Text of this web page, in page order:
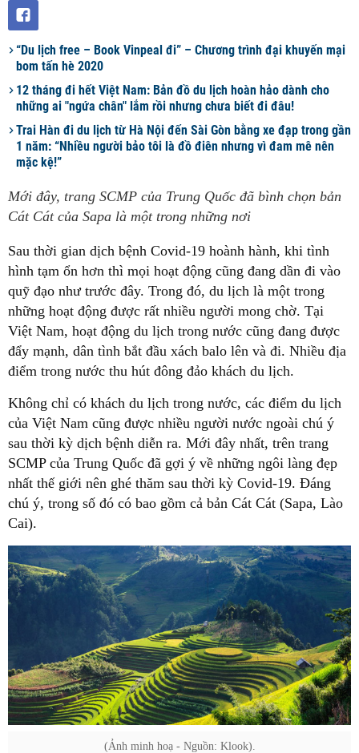
“Du lịch free – Book Vinpeal đi” – Chương trình đại khuyến mại
bom tấn hè 2020
12 tháng đi hết Việt Nam: Bản đồ du lịch hoàn hảo dành cho
những ai "ngứa chân" lắm rồi nhưng chưa biết đi đâu!
Trai Hàn đi du lịch từ Hà Nội đến Sài Gòn bằng xe đạp trong gần
1 năm: “Nhiều người bảo tôi là đồ điên nhưng vì đam mê nên
mặc kệ!”
Mới đây, trang SCMP của Trung Quốc đã bình chọn bản
Cát Cát của Sapa là một trong những nơi
Sau thời gian dịch bệnh Covid-19 hoành hành, khi tình
hình tạm ổn hơn thì mọi hoạt động cũng đang dần đi vào
quỹ đạo như trước đây. Trong đó, du lịch là một trong
những hoạt động được rất nhiều người mong chờ. Tại
Việt Nam, hoạt động du lịch trong nước cũng đang được
đẩy mạnh, dân tình bắt đầu xách balo lên và đi. Nhiều địa
điểm trong nước thu hút đông đảo khách du lịch.
Không chỉ có khách du lịch trong nước, các điểm du lịch
của Việt Nam cũng được nhiều người nước ngoài chú ý
sau thời kỳ dịch bệnh diễn ra. Mới đây nhất, trên trang
SCMP của Trung Quốc đã gợi ý về những ngôi làng đẹp
nhất thế giới nên ghé thăm sau thời kỳ Covid-19. Đáng
chú ý, trong số đó có bao gồm cả bản Cát Cát (Sapa, Lào
Cai).
(Ảnh minh hoạ - Nguồn: Klook).